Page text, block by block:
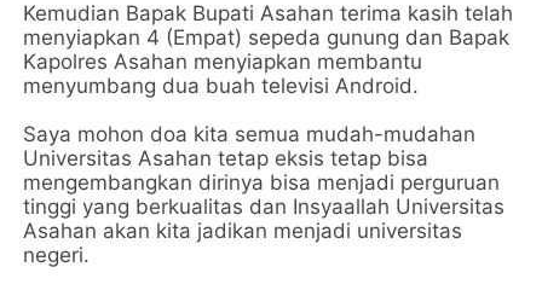
Kemudian Bapak Bupati Asahan terima kasih telah
menyiapkan 4 (Empat) sepeda gunung dan Bapak
Kapolres Asahan menyiapkan membantu
menyumbang dua buah televisi Android.
Saya mohon doa kita semua mudah-mudahan
Universitas Asahan tetap eksis tetap bisa
mengembangkan dirinya bisa menjadi perguruan
tinggi yang berkualitas dan Insyaallah Universitas
Asahan akan kita jadikan menjadi universitas
negeri.